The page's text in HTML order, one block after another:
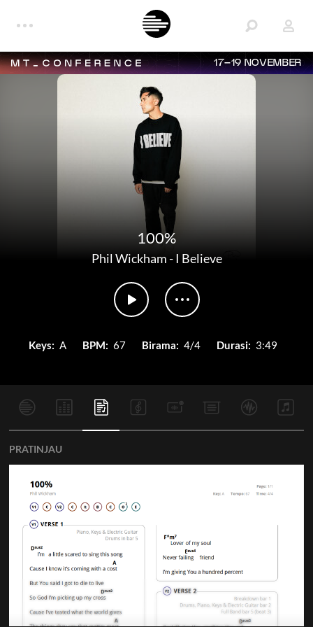
17–19 NOVEMBER
100%
Phil Wickham-I Believe
Keys: A BPM: 67 Birama: 4/4 Durasi: 3:49
PRATINJAU